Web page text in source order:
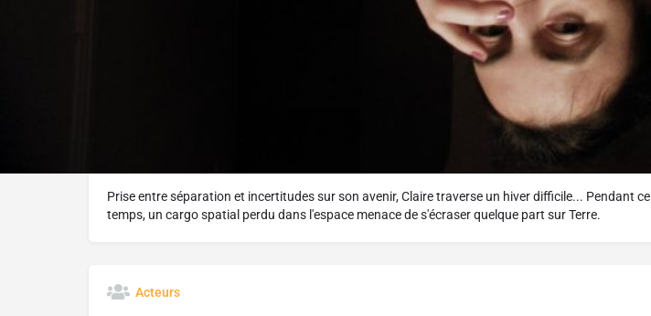
Prise entre séparation et incertitudes sur son avenir, Claire traverse un hiver difficile... Pendant ce
temps, un cargo spatial perdu dans l'espace menace de s'écraser quelque part sur Terre.
Acteurs